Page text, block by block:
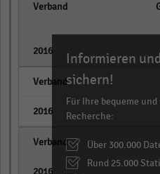
Informieren
sichern!
Für Ihre bequeme und
Recherche:
Über 300.000
Rund 25.000